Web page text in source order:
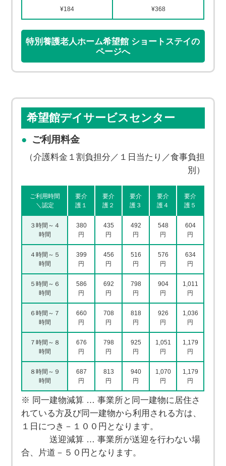
¥184 ¥368
特別養護老人ホーム希望館 ショートステイの
ページへ
希望館デイサービスセンター
ご利用料金
（介護料金１割負担分／１日当たり／食事負担
別）
ご利用時間
＼認定
要介
護１
要介
護２
要介
護３
要介
護４
要介
護５
３時間～４
時間
380
円
435
円
492
円
548
円
604
円
４時間～５
時間
399
円
456
円
516
円
576
円
634
円
５時間～６
時間
586
円
692
円
798
円
904
円
1,011
円
６時間～７
時間
660
円
708
円
818
円
926
円
1,036
円
７時間～８
時間
676
円
798
円
925
円
1,051
円
1,179
円
８時間～９
時間
687
円
813
円
940
円
1,070
円
1,179
円
※ 同一建物減算 … 事業所と同一建物に居住さ
れている方及び同一建物から利用される方は、
１日につき－１００円となります。
送迎減算 … 事業所が送迎を行わない場
合、片道－５０円となります。